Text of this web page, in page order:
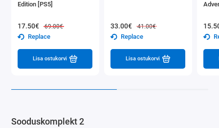
Edition [PS5]
17.50€ 69.00€
Replace
Lisa ostukorvi
33.00€ 41.00€
Replace
Lisa ostukorvi
Sooduskomplekt 2